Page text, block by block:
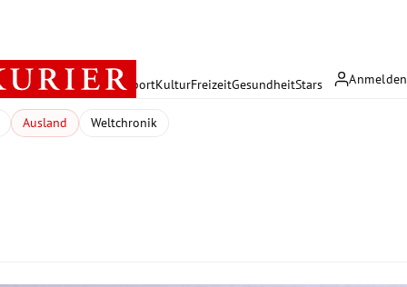
Anmelden
PolitikWirtschaft SportKulturFreizeitGesundheitStars
Ausland Weltchronik